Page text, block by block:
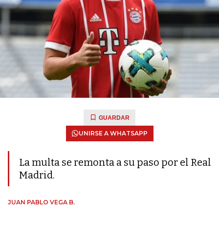
GUARDAR
UNIRSE A WHATSAPP
La multa se remonta a su paso por el Real
Madrid.
JUAN PABLO VEGA B.